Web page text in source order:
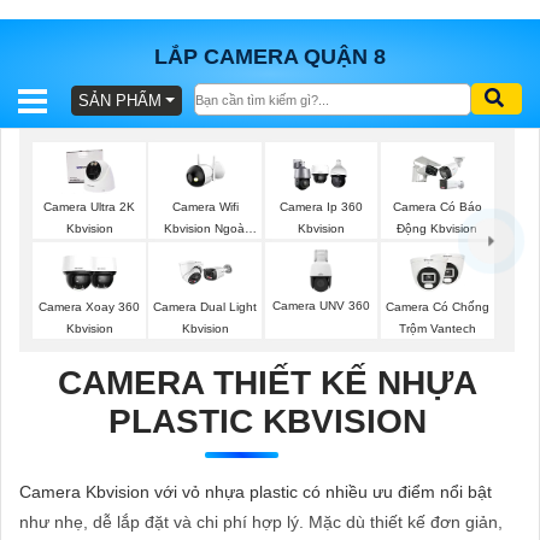
LẮP CAMERA QUẬN 8
BÁO
TRỌN
GÓI
SẢN
LẮP
SẢN PHẨM
Camera Ultra 2K
Kbvision
Camera Wifi
Kbvision Ngoài
Camera Ip 360
Kbvision
Camera Có Báo
Động Kbvision
Camera Xoay 360
Kbvision
Camera Dual Light
Kbvision
Camera UNV 360
Camera Có Chống
Trộm Vantech
CAMERA THIẾT KẾ NHỰA
PLASTIC KBVISION
Camera Kbvision với vỏ nhựa plastic có nhiều ưu điểm nổi bật
như nhẹ, dễ lắp đặt và chi phí hợp lý. Mặc dù thiết kế đơn giản,